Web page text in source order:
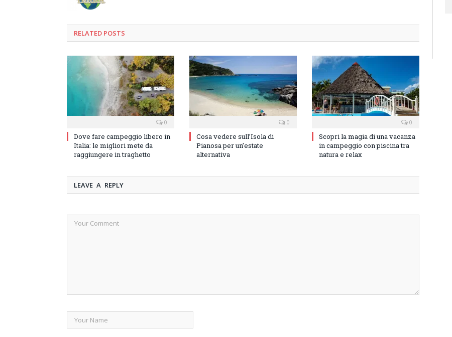
RELATED POSTS
0
Dove fare campeggio libero in
Italia: le migliori mete da
raggiungere in traghetto
0
Cosa vedere sull’Isola di
Pianosa per un’estate
alternativa
0
Scopri la magia di una vacanza
in campeggio con piscina tra
natura e relax
LEAVE A REPLY